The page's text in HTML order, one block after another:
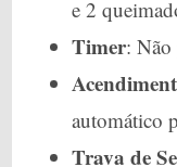
e 2
Timer: Não
automático
Trava de